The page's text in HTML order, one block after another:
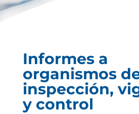
Informes a
organismos
inspección,
y control